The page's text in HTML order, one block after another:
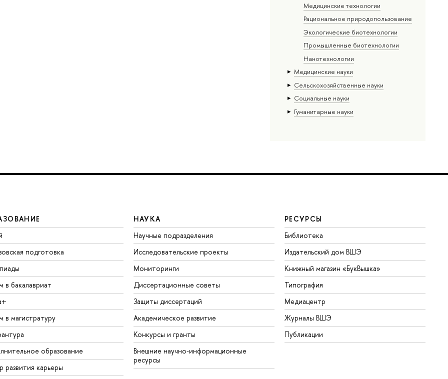
Медицинские технологии
Рациональное природопользование
Экологические биотехнологии
Промышленные биотехнологии
Нанотехнологии
Медицинские науки
Сельскохозяйственные науки
Социальные науки
Гуманитарные науки
подготовка
в бакалавриат
в магистратуру
образование
развития карьеры
НАУКА
Научные подразделения
Исследовательские проекты
Мониторинги
Диссертационные советы
Защиты диссертаций
Академическое развитие
Конкурсы и гранты
Внешние научно-информационные
ресурсы
РЕСУРСЫ
Библиотека
Издательский дом ВШЭ
Книжный магазин «БукВышка»
Типография
Медиацентр
Журналы ВШЭ
Публикации